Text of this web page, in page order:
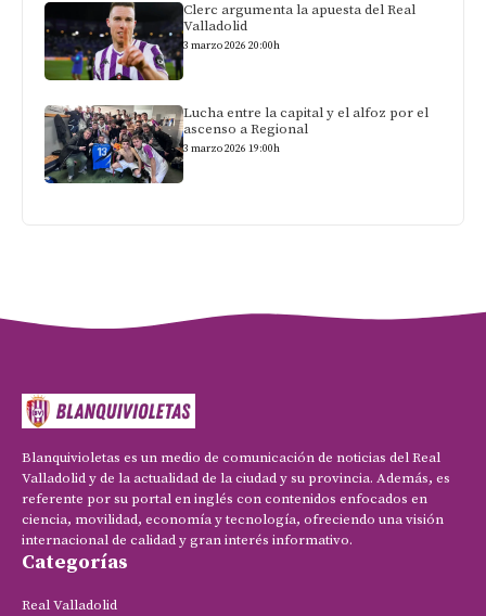
Clerc argumenta la apuesta del Real
Valladolid
3 marzo 2026 20:00h
Lucha entre la capital y el alfoz por el
ascenso a Regional
3 marzo 2026 19:00h
Blanquivioletas es un medio de comunicación de noticias del Real
Valladolid y de la actualidad de la ciudad y su provincia. Además, es
referente por su portal en inglés con contenidos enfocados en
ciencia, movilidad, economía y tecnología, ofreciendo una visión
internacional de calidad y gran interés informativo.
Categorías
Real Valladolid